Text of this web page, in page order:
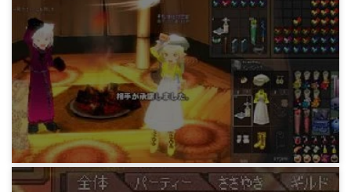
みどりの週末。男は3まで数えられればいい。
18年前
マビノギ日記